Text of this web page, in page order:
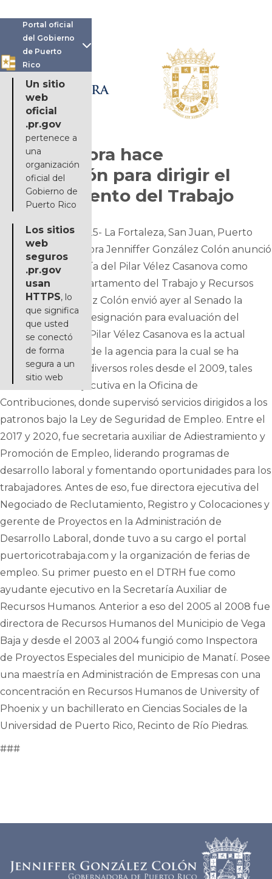
Portal oficial
del Gobierno
de Puerto
Rico

Un sitio
web
oficial
.pr.gov
pertenece a
una
organización
oficial del
Gobierno de
Puerto Rico
Los sitios
web
seguros
.pr.gov
usan
HTTPS, lo
que significa
que usted
se conectó
de forma
segura a un
sitio web
GOBERNADORA
Gobernadora hace
designación para dirigir el
Departamento del Trabajo
29 de mayo de 2025- La Fortaleza, San Juan, Puerto
Rico- La gobernadora Jenniffer González Colón anunció
que designó a María del Pilar Vélez Casanova como
secretaria del Departamento del Trabajo y Recursos
Humanos. González Colón envió ayer al Senado la
notificación de la designación para evaluación del
Cuerpo. María del Pilar Vélez Casanova es la actual
secretaria interina de la agencia para la cual se ha
desempeñado en diversos roles desde el 2009, tales
como directora ejecutiva en la Oficina de
Contribuciones, donde supervisó servicios dirigidos a los
patronos bajo la Ley de Seguridad de Empleo. Entre el
2017 y 2020, fue secretaria auxiliar de Adiestramiento y
Promoción de Empleo, liderando programas de
desarrollo laboral y fomentando oportunidades para los
trabajadores. Antes de eso, fue directora ejecutiva del
Negociado de Reclutamiento, Registro y Colocaciones y
gerente de Proyectos en la Administración de
Desarrollo Laboral, donde tuvo a su cargo el portal
puertoricotrabaja.com y la organización de ferias de
empleo. Su primer puesto en el DTRH fue como
ayudante ejecutivo en la Secretaría Auxiliar de
Recursos Humanos. Anterior a eso del 2005 al 2008 fue
directora de Recursos Humanos del Municipio de Vega
Baja y desde el 2003 al 2004 fungió como Inspectora
de Proyectos Especiales del municipio de Manatí. Posee
una maestría en Administración de Empresas con una
concentración en Recursos Humanos de University of
Phoenix y un bachillerato en Ciencias Sociales de la
Universidad de Puerto Rico, Recinto de Río Piedras.
###